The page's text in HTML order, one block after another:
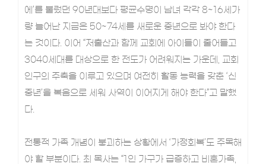
에’를 불렀던 90년대보다 평균수명이 남녀 각각 8~16세가
량 늘어난 지금은 50~74세를 새로운 중년으로 봐야 한다
는 것이다. 이어 “저출산과 함께 교회에 아이들이 줄어들고
3040세대를 대상으로 한 전도가 어려워지는 가운데, 교회
인구의 주축을 이루고 있으며 여전히 활동 능력을 갖춘 ‘신
중년’을 복음으로 세워 사역이 이어지게 해야 한다”고 말했
다.
전통적 가족 개념이 붕괴하는 상황에서 ‘가정회복’도 주목해
야 할 부분이다. 최 목사는 “1인 가구가 급증하고 비혼가족,